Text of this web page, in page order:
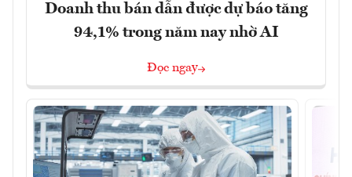
Doanh thu bán dẫn được dự báo tăng
94,1% trong năm nay nhờ AI
Đọc ngay